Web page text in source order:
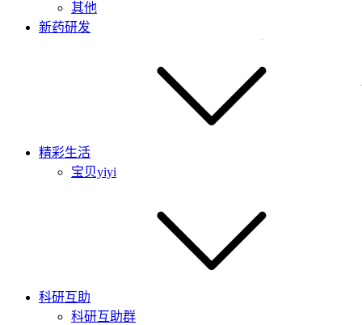
其他
新药研发
精彩生活
宝贝yiyi
科研互助
科研互助群